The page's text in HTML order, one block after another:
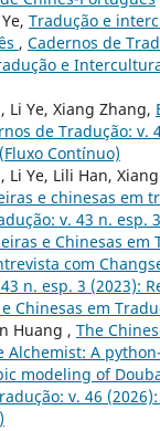
Tradução e
, Cadernos de
e
Ye, Xiang Zhang,
de Tradução: v.
Contínuo)
Ye, Lili Han,
e chinesas em
v. 43 n. esp.
e Chinesas em
com
n. esp. 3 (2023):
Chinesas em
Huang , The
Alchemist: A
modeling of
v. 46